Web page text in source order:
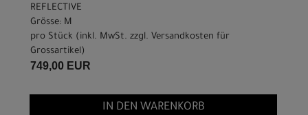
REFLECTIVE
Grösse: M
pro Stück (inkl. MwSt. zzgl. Versandkosten für
Grossartikel)
749,00 EUR
IN DEN WARENKORB